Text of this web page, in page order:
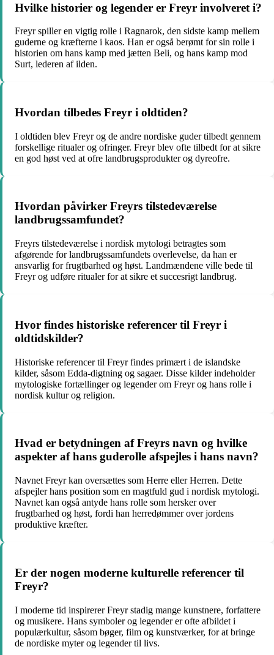
Hvilke historier og legender er Freyr involveret i?
Freyr spiller en vigtig rolle i Ragnarok, den sidste kamp mellem
guderne og kræfterne i kaos. Han er også berømt for sin rolle i
historien om hans kamp med jætten Beli, og hans kamp mod
Surt, lederen af ilden.
Hvordan tilbedes Freyr i oldtiden?
I oldtiden blev Freyr og de andre nordiske guder tilbedt gennem
forskellige ritualer og ofringer. Freyr blev ofte tilbedt for at sikre
en god høst ved at ofre landbrugsprodukter og dyreofre.
Hvordan påvirker Freyrs tilstedeværelse
landbrugssamfundet?
Freyrs tilstedeværelse i nordisk mytologi betragtes som
afgørende for landbrugssamfundets overlevelse, da han er
ansvarlig for frugtbarhed og høst. Landmændene ville bede til
Freyr og udføre ritualer for at sikre et succesrigt landbrug.
Hvor findes historiske referencer til Freyr i
oldtidskilder?
Historiske referencer til Freyr findes primært i de islandske
kilder, såsom Edda-digtning og sagaer. Disse kilder indeholder
mytologiske fortællinger og legender om Freyr og hans rolle i
nordisk kultur og religion.
Hvad er betydningen af Freyrs navn og hvilke
aspekter af hans guderolle afspejles i hans navn?
Navnet Freyr kan oversættes som Herre eller Herren. Dette
afspejler hans position som en magtfuld gud i nordisk mytologi.
Navnet kan også antyde hans rolle som hersker over
frugtbarhed og høst, fordi han herredømmer over jordens
produktive kræfter.
Er der nogen moderne kulturelle referencer til
Freyr?
I moderne tid inspirerer Freyr stadig mange kunstnere, forfattere
og musikere. Hans symboler og legender er ofte afbildet i
populærkultur, såsom bøger, film og kunstværker, for at bringe
de nordiske myter og legender til livs.